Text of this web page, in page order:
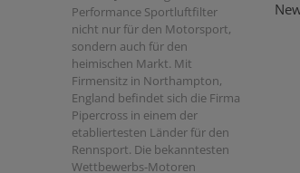
Performance Sportluftfilter
nicht nur für den Motorsport,
sondern auch für den
heimischen Markt. Mit
Firmensitz in Northampton,
England befindet sich die Firma
Pipercross in einem der
etabliertesten Länder für den
Rennsport. Die bekanntesten
Wettbewerbs-Motoren